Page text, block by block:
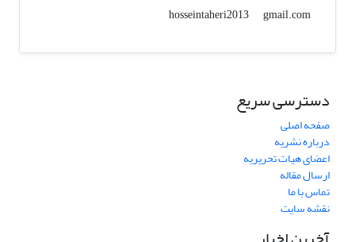
hosseintaheri2013
gmail.com
دسترسی سریع
صفحه اصلی
درباره نشریه
اعضای هیات تحریریه
ارسال مقاله
تماس با ما
نقشه سایت